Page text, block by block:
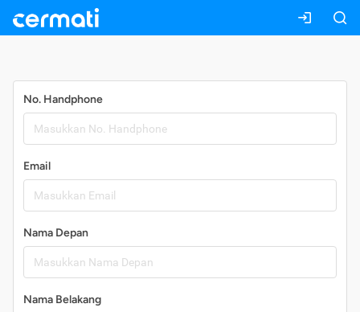
No. Handphone
Email
Nama Depan
Nama Belakang